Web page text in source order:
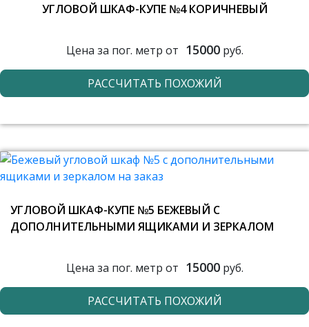
УГЛОВОЙ ШКАФ-КУПЕ №4 КОРИЧНЕВЫЙ
Цена за пог. метр от 15000руб.
РАССЧИТАТЬ ПОХОЖИЙ
УГЛОВОЙ ШКАФ-КУПЕ №5 БЕЖЕВЫЙ С
ДОПОЛНИТЕЛЬНЫМИ ЯЩИКАМИ И ЗЕРКАЛОМ
Цена за пог. метр от 15000руб.
РАССЧИТАТЬ ПОХОЖИЙ